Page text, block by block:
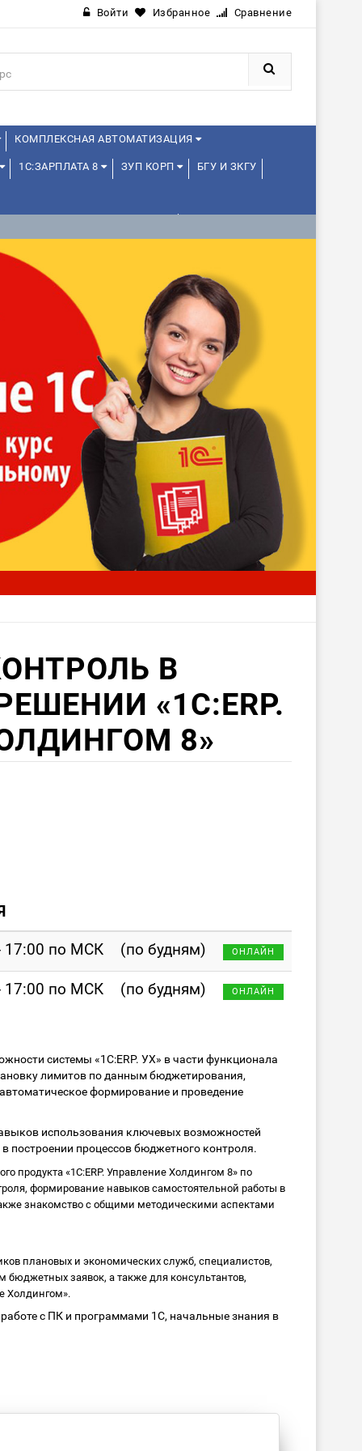
Войти Избранное Сравнение
КОМПЛЕКСНАЯ АВТОМАТИЗАЦИЯ
1С:ЗАРПЛАТА 8 ЗУП КОРП БГУ И ЗКГУ
В
«1С:ERP.
8»
17:00 по МСК (по будням) ОНЛАЙН
17:00 по МСК (по будням) ОНЛАЙН
системы «1С:ERP. УХ» в части функционала
лимитов по данным бюджетирования,
формирование и проведение
использования ключевых возможностей
построении процессов бюджетного контроля.
продукта «1С:ERP. Управление Холдингом 8» по
формирование навыков самостоятельной работы в
знакомство с общими методическими аспектами
плановых и экономических служб, специалистов,
заявок, а также для консультантов,
Холдингом».
с ПК и программами 1С, начальные знания в